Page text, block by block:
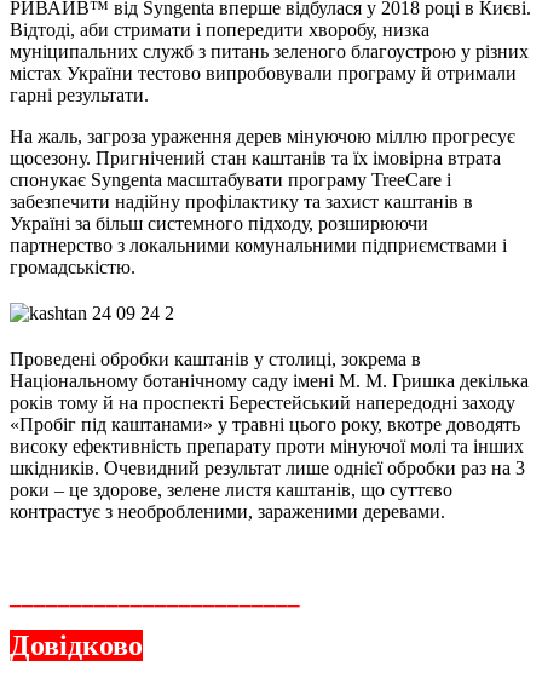
РИВАЙВ™ від Syngenta вперше відбулася у 2018 році в Києві.
Відтоді, аби стримати і попередити хворобу, низка
муніципальних служб з питань зеленого благоустрою у різних
містах України тестово випробовували програму й отримали
гарні результати.
На жаль, загроза ураження дерев мінуючою міллю прогресує
щосезону. Пригнічений стан каштанів та їх імовірна втрата
спонукає Syngenta масштабувати програму TreeCare і
забезпечити надійну профілактику та захист каштанів в
Україні за більш системного підходу, розширюючи
партнерство з локальними комунальними підприємствами і
громадськістю.
Проведені обробки каштанів у столиці, зокрема в
Національному ботанічному саду імені М. М. Гришка декілька
років тому й на проспекті Берестейський напередодні заходу
«Пробіг під каштанами» у травні цього року, вкотре доводять
високу ефективність препарату проти мінуючої молі та інших
шкідників. Очевидний результат лише однієї обробки раз на 3
роки – це здорове, зелене листя каштанів, що суттєво
контрастує з необробленими, зараженими деревами.
Довідково